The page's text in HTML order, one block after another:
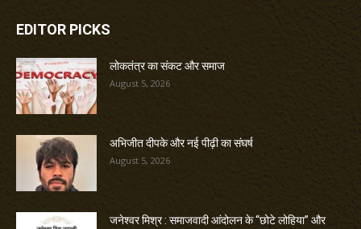
EDITOR PICKS
लोकतंत्र का संकट और समाज
August 5, 2026
अभिजीत दीपके और नई पीढ़ी का संघर्ष
August 5, 2026
जनेश्वर मिश्र : समाजवादी आंदोलन के “छोटे लोहिया” और